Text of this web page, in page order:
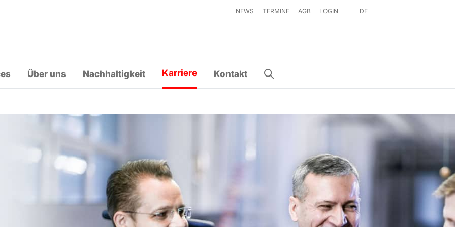
NEWS TERMINE AGB LOGIN DE
Über uns Nachhaltigkeit Karriere Kontakt